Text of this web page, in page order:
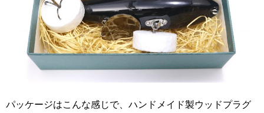
パッケージはこんな感じで、ハンドメイド製ウッドプラグ